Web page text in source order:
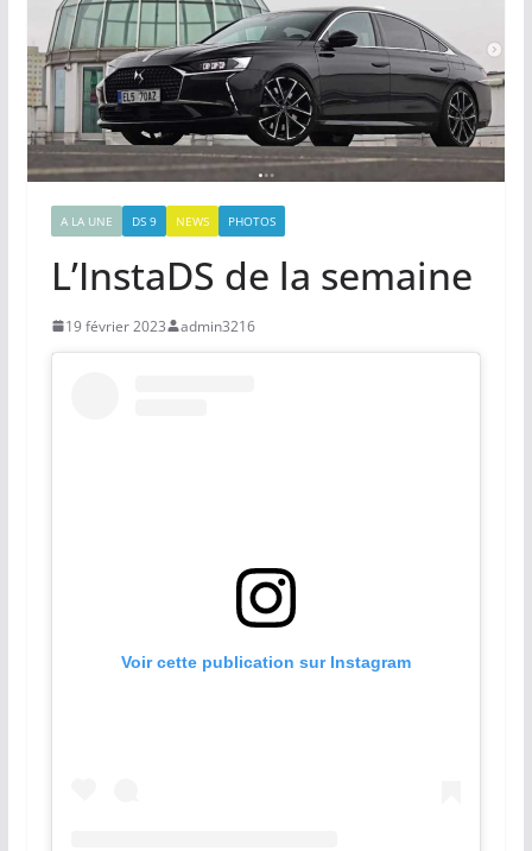
A LA UNE DS 9 NEWS PHOTOS
L’InstaDS de la semaine
19 février 2023 admin3216
Voir cette publication sur Instagram